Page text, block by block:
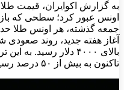
اونس عبور کرد؛ سطحی که
آغاز هفته جدید، روند
بالای ۴۰۰۰ دلار رسید.
تاکنون به بیش از ۵۰ درصد رسیده است.